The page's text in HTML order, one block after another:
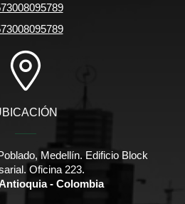
Medellín. Edificio Block
Oficina 223.
- Colombia